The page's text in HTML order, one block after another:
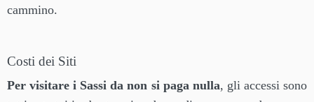
cammino.
Costi dei Siti
Per visitare i Sassi da non si paga nulla, gli accessi sono